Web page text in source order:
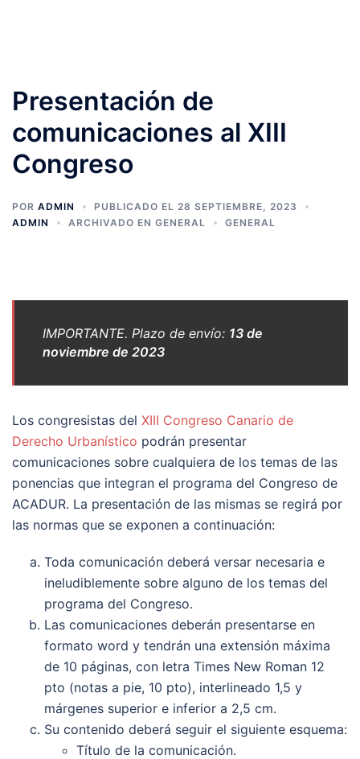
Presentación de
comunicaciones al XIII
Congreso
POR ADMIN PUBLICADO EL 28 SEPTIEMBRE, 2023
ADMIN
ARCHIVADO EN GENERAL GENERAL
IMPORTANTE. Plazo de envío: 13 de
noviembre de 2023
Los congresistas del XIII Congreso Canario de
Derecho Urbanístico podrán presentar
comunicaciones sobre cualquiera de los temas de las
ponencias que integran el programa del Congreso de
ACADUR. La presentación de las mismas se regirá por
las normas que se exponen a continuación:
Toda comunicación deberá versar necesaria e
ineludiblemente sobre alguno de los temas del
programa del Congreso.
Las comunicaciones deberán presentarse en
formato word y tendrán una extensión máxima
de 10 páginas, con letra Times New Roman 12
pto (notas a pie, 10 pto), interlineado 1,5 y
márgenes superior e inferior a 2,5 cm.
Su contenido deberá seguir el siguiente esquema:
Título de la comunicación.